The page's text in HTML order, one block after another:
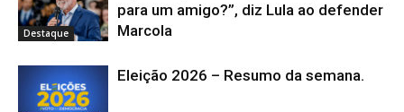
Destaque
para um amigo?”, diz Lula ao defender
Marcola
Eleição 2026 – Resumo da semana.